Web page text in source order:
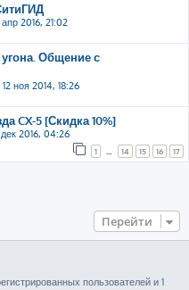
2016, 21:02
Общение с
12 ноя 2014, 18:26
CX-5 [Скидка 10%]
2016, 04:26
1 14 15 16 17
Перейти
пользователей и 1